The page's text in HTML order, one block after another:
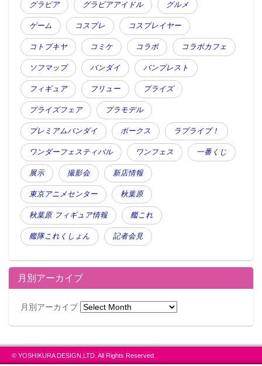
グラビア グラビアアイドル グルメ
ゲーム コスプレ コスプレイヤー
コトブキヤ コミケ コラボ コラボカフェ
ソフマップ バンダイ バンプレスト
フィギュア フリュー プライズ
プライズフェア プラモデル
プレミアムバンダイ ボークス ラブライブ！
ワンダーフェスティバル ワンフェス 一番くじ
展示 撮影会 新店情報
東京アニメセンター 秋葉原
秋葉原 フィギュア情報 艦これ
艦隊これくしょん 記者会見
月別アーカイブ
月別アーカイブ
© YOSHIKURA DESIGN,LTD. All Rights Reserved.